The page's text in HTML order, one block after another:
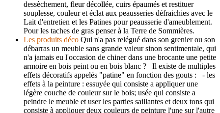
dessèchement, fleur décollée, cuirs épaumés et restituer
souplesse, couleur et éclat aux peausseries défraichies avec le
Lait d'entretien et les Patines pour peausserie d'ameublement.
Pour les taches de gras penser à la Terre de Sommières.
Les produits déco Qui n'a pas relégué dans son grenier ou son
débarras un meuble sans grande valeur sinon sentimentale, qui
n'a jamais eu l'occasion de chiner dans une brocante une petite
armoire en bois peint ou en bois blanc ? Il existe de multiples
effets décoratifs appelés "patine" en fonction des gouts : - les
effets à la peinture : essuyée qui consiste a appliquer une
légère couche de couleur sur le bois; usée qui consiste a
peindre le meuble et user les parties saillantes et deux tons qui
consiste à appliquer deux couleurs de peinture l'une sur l'autre